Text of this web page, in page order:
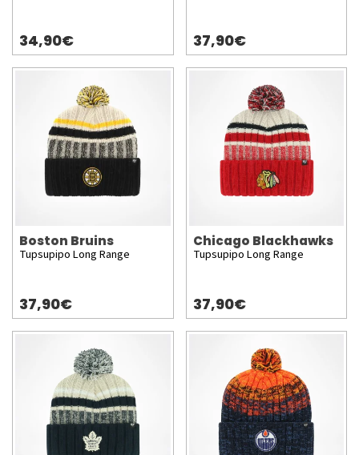
34,90€ 37,90€
Boston Bruins
Tupsupipo Long Range
37,90€
Chicago Blackhawks
Tupsupipo Long Range
37,90€